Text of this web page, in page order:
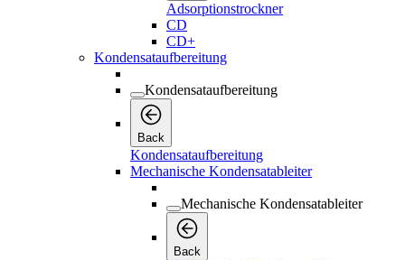
Adsorptionstrockner
CD
CD+
Kondensataufbereitung
Kondensataufbereitung
Back
Kondensataufbereitung
Mechanische Kondensatableiter
Mechanische Kondensatableiter
Back